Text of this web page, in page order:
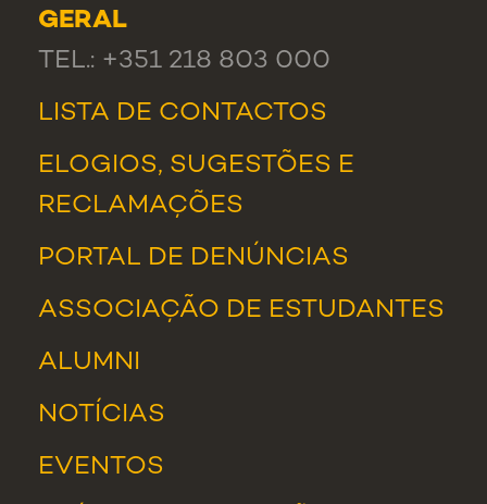
GERAL
TEL.: +351 218 803 000
LISTA DE CONTACTOS
ELOGIOS, SUGESTÕES E
RECLAMAÇÕES
PORTAL DE DENÚNCIAS
ASSOCIAÇÃO DE ESTUDANTES
ALUMNI
NOTÍCIAS
EVENTOS